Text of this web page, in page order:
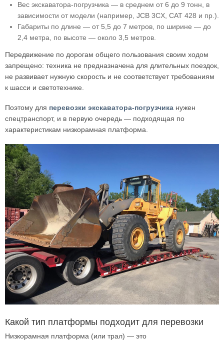
Вес экскаватора-погрузчика — в среднем от 6 до 9 тонн, в
зависимости от модели (например, JCB 3CX, CAT 428 и пр.).
Габариты по длине — от 5,5 до 7 метров, по ширине — до
2,4 метра, по высоте — около 3,5 метров.
Передвижение по дорогам общего пользования своим ходом
запрещено: техника не предназначена для длительных поездок,
не развивает нужную скорость и не соответствует требованиям
к шасси и светотехнике.
Поэтому для перевозки экскаватора-погрузчика нужен
спецтранспорт, и в первую очередь — подходящая по
характеристикам низкорамная платформа.
Какой тип платформы подходит для перевозки
Низкорамная платформа (или трал) — это